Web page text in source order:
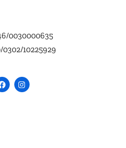
0030000635
0302/10225929